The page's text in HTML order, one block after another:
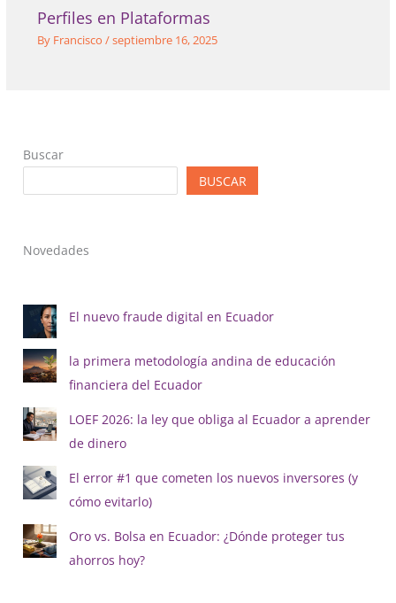
Perfiles en Plataformas
By Francisco /septiembre 16, 2025
Buscar
BUSCAR
Novedades
El nuevo fraude digital en Ecuador
la primera metodología andina de educación
financiera del Ecuador
LOEF 2026: la ley que obliga al Ecuador a aprender
de dinero
El error #1 que cometen los nuevos inversores (y
cómo evitarlo)
Oro vs. Bolsa en Ecuador: ¿Dónde proteger tus
ahorros hoy?